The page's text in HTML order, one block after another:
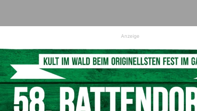
Anzeige